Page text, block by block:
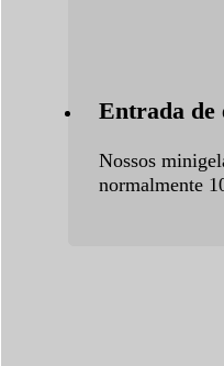
Entrada de
Nossos
normalmente